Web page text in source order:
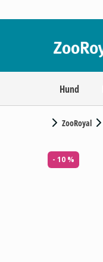
Hund
ZooRoyal
- 10 %